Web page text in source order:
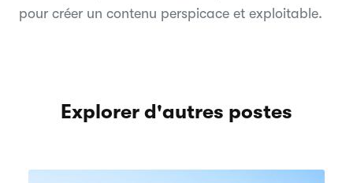
pour créer un contenu perspicace et exploitable.
Explorer d'autres postes